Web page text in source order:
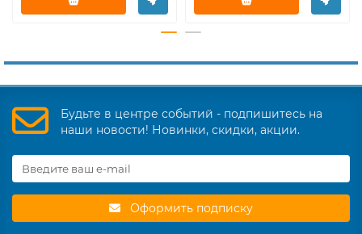
Будьте в центре событий - подпишитесь на
наши новости! Новинки, скидки, акции.
Оформить подписку